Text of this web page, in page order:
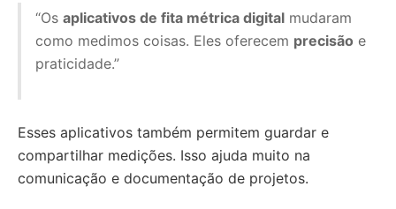
“Os aplicativos de fita métrica digital mudaram
como medimos coisas. Eles oferecem precisão e
praticidade.”
Esses aplicativos também permitem guardar e
compartilhar medições. Isso ajuda muito na
comunicação e documentação de projetos.